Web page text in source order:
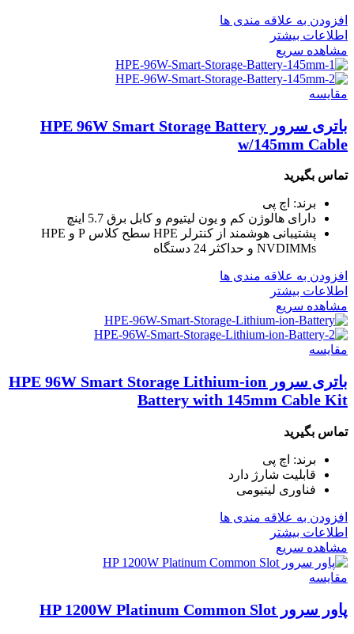
افزودن به علاقه مندی ها
اطلاعات بیشتر
مشاهده سریع
مقایسه
باتری سرور HPE 96W Smart Storage Battery
w/145mm Cable
تماس بگیرید
برند: اچ پی
دارای هالوژن کم و یون لیتیوم و کابل برق 5.7 اینچ
پشتیبانی هوشمند از کنترلر HPE سطح کلاس P و HPE
NVDIMMs و حداکثر 24 دستگاه
افزودن به علاقه مندی ها
اطلاعات بیشتر
مشاهده سریع
مقایسه
باتری سرور HPE 96W Smart Storage Lithium-ion
Battery with 145mm Cable Kit
تماس بگیرید
برند: اچ پی
قابلیت شارژ دارد
فناوری لیتیومی
افزودن به علاقه مندی ها
اطلاعات بیشتر
مشاهده سریع
مقایسه
پاور سرور HP 1200W Platinum Common Slot